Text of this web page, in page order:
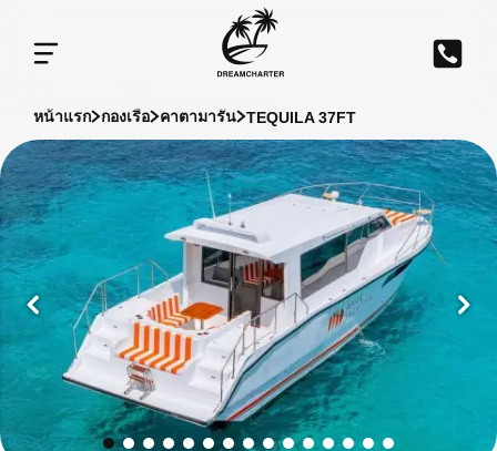
หน้าแรก กองเรือ คาตามารัน TEQUILA 37FT